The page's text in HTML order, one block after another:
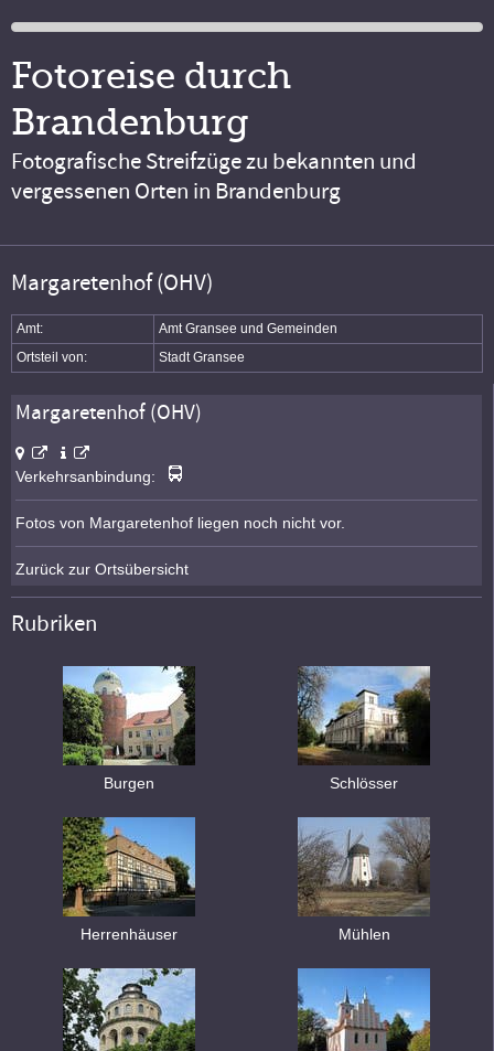
Fotoreise durch
Brandenburg
Fotografische Streifzüge zu bekannten und
vergessenen Orten in Brandenburg
Margaretenhof (OHV)
Amt:
Amt Gransee und Gemeinden
Ortsteil von:
Stadt Gransee
Margaretenhof (OHV)
Verkehrsanbindung:
Fotos von Margaretenhof liegen noch nicht vor.
Zurück zur Ortsübersicht
Rubriken
Burgen Schlösser
Herrenhäuser Mühlen